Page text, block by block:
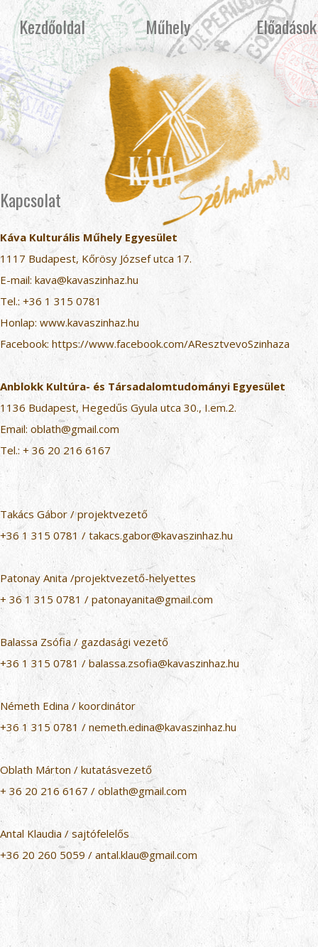
Kezdőoldal Műhely Előadások
Kapcsolat
Káva Kulturális Műhely Egyesület
1117 Budapest, Kőrösy József utca 17.
E-mail: kava@kavaszinhaz.hu
Tel.: +36 1 315 0781
Honlap: www.kavaszinhaz.hu
Facebook: https://www.facebook.com/AResztvevoSzinhaza
Anblokk Kultúra- és Társadalomtudományi Egyesület
1136 Budapest, Hegedűs Gyula utca 30., I.em.2.
Email: oblath@gmail.com
Tel.:+ 36 20 216 6167
Takács Gábor / projektvezető
+36 1 315 0781 / takacs.gabor@kavaszinhaz.hu
Patonay Anita /projektvezető-helyettes
+ 36 1 315 0781 / patonayanita@gmail.com
Balassa Zsófia / gazdasági vezető
+36 1 315 0781 / balassa.zsofia@kavaszinhaz.hu
Németh Edina / koordinátor
+36 1 315 0781 / nemeth.edina@kavaszinhaz.hu
Oblath Márton / kutatásvezető
+ 36 20 216 6167 / oblath@gmail.com
Antal Klaudia / sajtófelelős
+36 20 260 5059 / antal.klau@gmail.com